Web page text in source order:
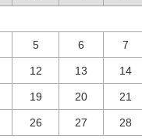
5 6 7
12 13 14
19 20 21
26 27 28